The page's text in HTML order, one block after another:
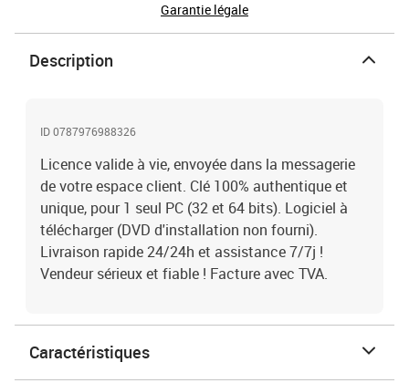
Garantie légale
Description
ID 0787976988326
Licence valide à vie, envoyée dans la messagerie
de votre espace client. Clé 100% authentique et
unique, pour 1 seul PC (32 et 64 bits). Logiciel à
télécharger (DVD d'installation non fourni).
Livraison rapide 24/24h et assistance 7/7j !
Vendeur sérieux et fiable ! Facture avec TVA.
Caractéristiques